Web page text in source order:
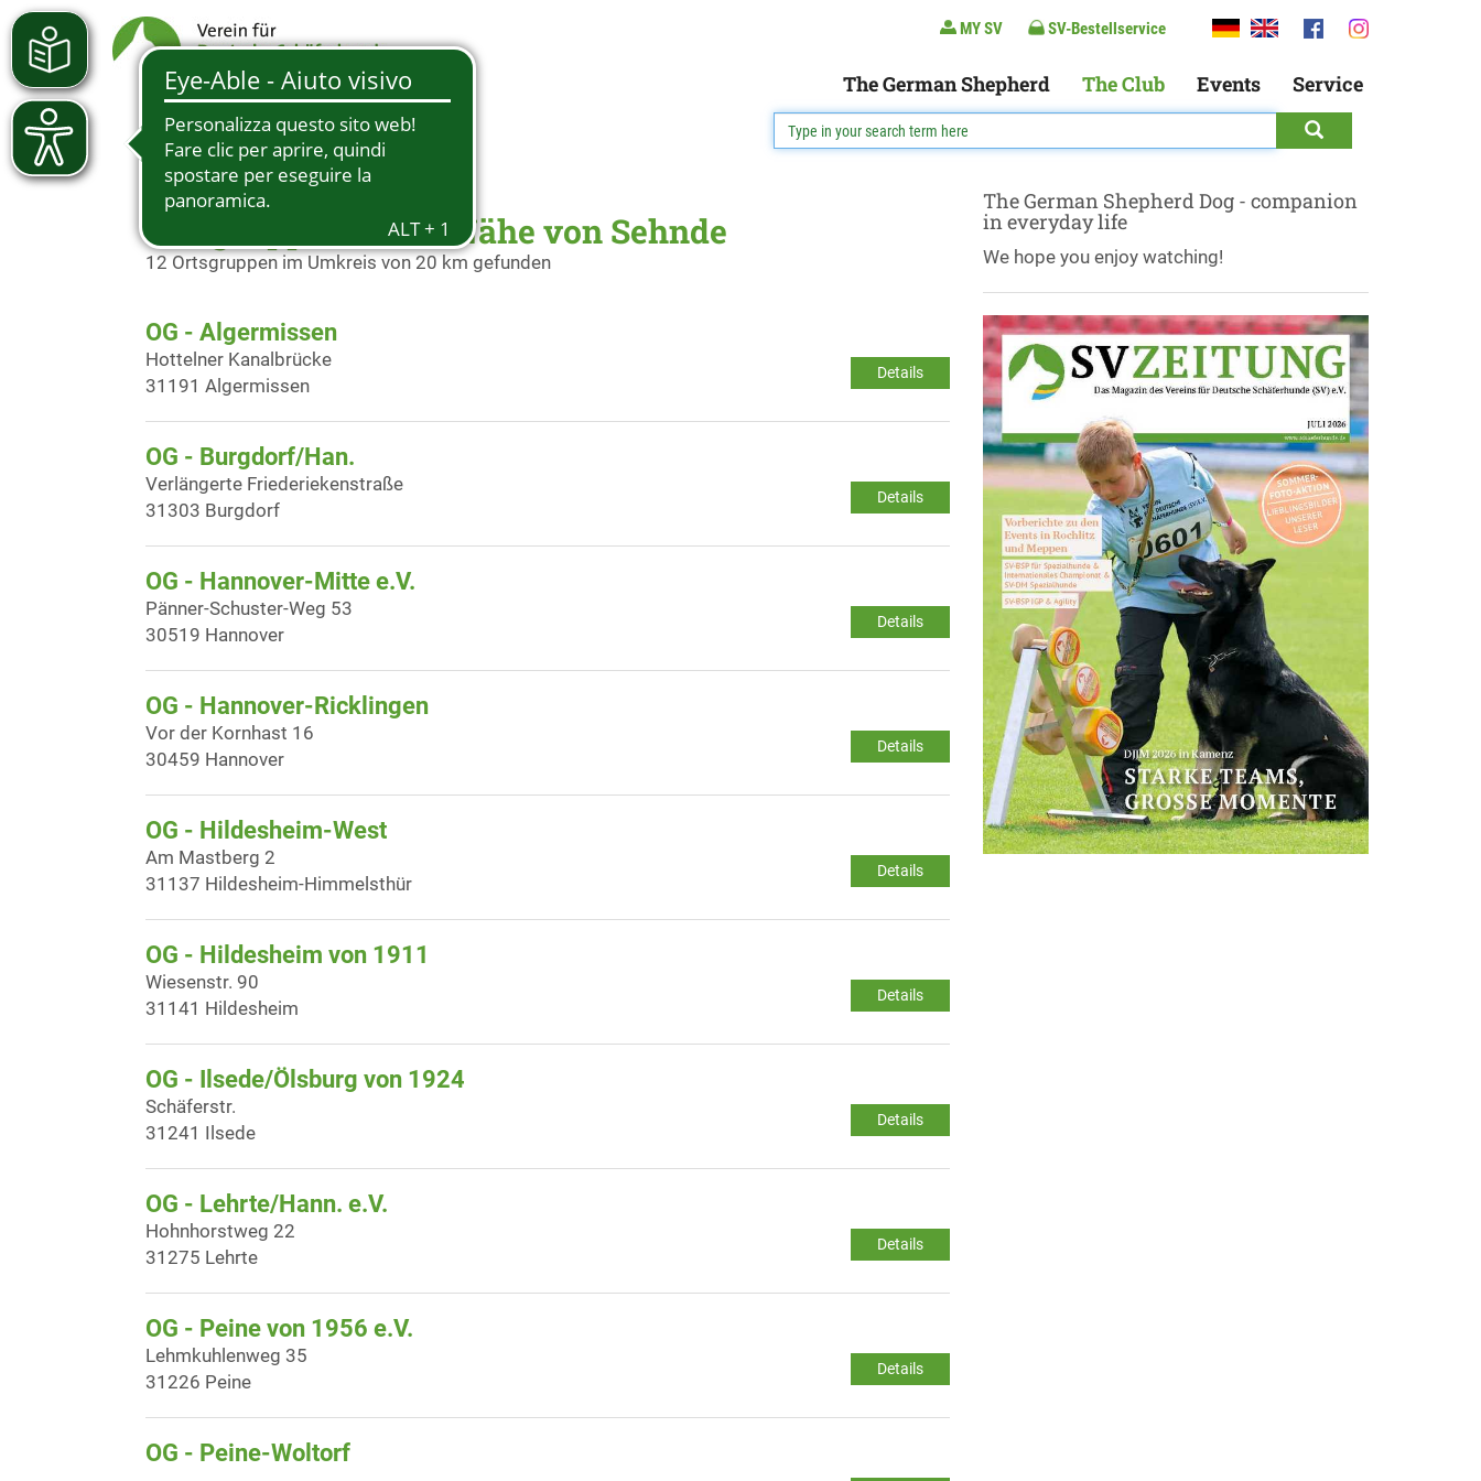
MY SV SV-Bestellservice
The German Shepherd The Club Events Service
Ortsgruppen in der Nähe von Sehnde
12 Ortsgruppen im Umkreis von 20 km gefunden
OG - Algermissen
Details
Hottelner Kanalbrücke
31191 Algermissen
OG - Burgdorf/Han.
Details
Verlängerte Friederiekenstraße
31303 Burgdorf
OG - Hannover-Mitte e.V.
Details
Pänner-Schuster-Weg 53
30519 Hannover
OG - Hannover-Ricklingen
Details
Vor der Kornhast 16
30459 Hannover
OG - Hildesheim-West
Details
Am Mastberg 2
31137 Hildesheim-Himmelsthür
OG - Hildesheim von 1911
Details
Wiesenstr. 90
31141 Hildesheim
OG - Ilsede/Ölsburg von 1924
Details
Schäferstr.
31241 Ilsede
OG - Lehrte/Hann. e.V.
Details
Hohnhorstweg 22
31275 Lehrte
OG - Peine von 1956 e.V.
Details
Lehmkuhlenweg 35
31226 Peine
OG - Peine-Woltorf
The German Shepherd Dog - companion
in everyday life
We hope you enjoy watching!